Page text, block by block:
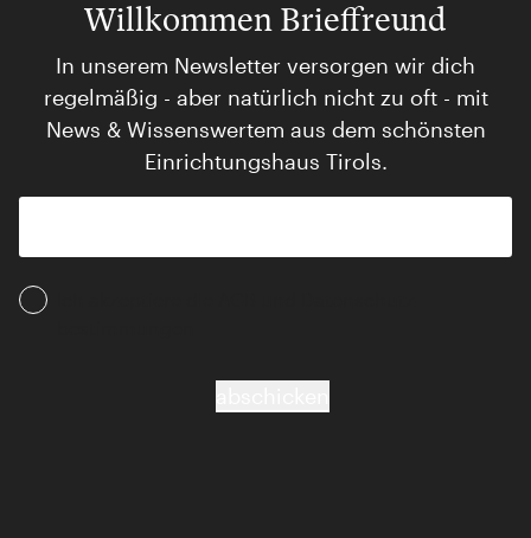
Willkommen Brieffreund
In unserem Newsletter versorgen wir dich
regelmäßig - aber natürlich nicht zu oft - mit
News & Wissenswertem aus dem schönsten
Einrichtungshaus Tirols.